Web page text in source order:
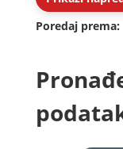
Poredaj prema